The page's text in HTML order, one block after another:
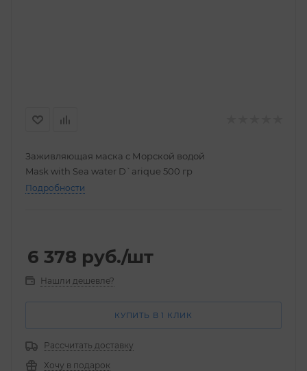
Заживляющая маска с Морской водой
Mask with Sea water D`arique 500 гр
Подробности
6 378 руб./шт
Нашли дешевле?
КУПИТЬ В 1 КЛИК
Рассчитать доставку
Хочу в подарок